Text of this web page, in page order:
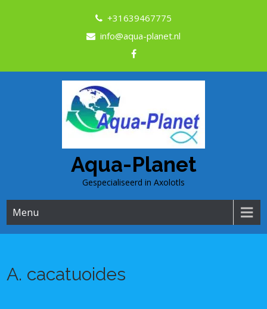
+31639467775
info@aqua-planet.nl
Aqua-Planet
Gespecialiseerd in Axolotls
Menu
A. cacatuoides